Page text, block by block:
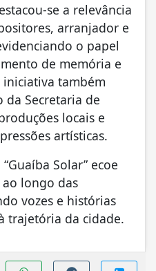
se a relevância
arranjador e
o papel
de memória e
iniciativa também
da Secretaria de
locais e
artísticas.
Solar” ecoe
longo das
vozes e histórias
trajetória da cidade.